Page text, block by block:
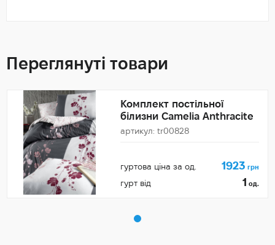
Переглянуті товари
Комплект постільної
білизни Camelia Anthracite
артикул: tr00828
гуртова ціна за од. 1923 грн
гурт від 1 од.